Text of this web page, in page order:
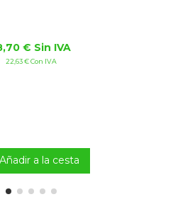
€ Sin IVA
22,63 € Con IVA
Añadir a la cesta